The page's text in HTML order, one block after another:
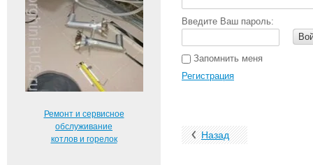
Ремонт и сервисное
обслуживание
котлов и горелок
Введите Ваш пароль:
Запомнить меня
Регистрация
Назад